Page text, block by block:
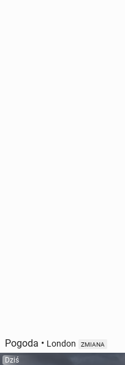
Pogoda • London ZMIANA
Dziś